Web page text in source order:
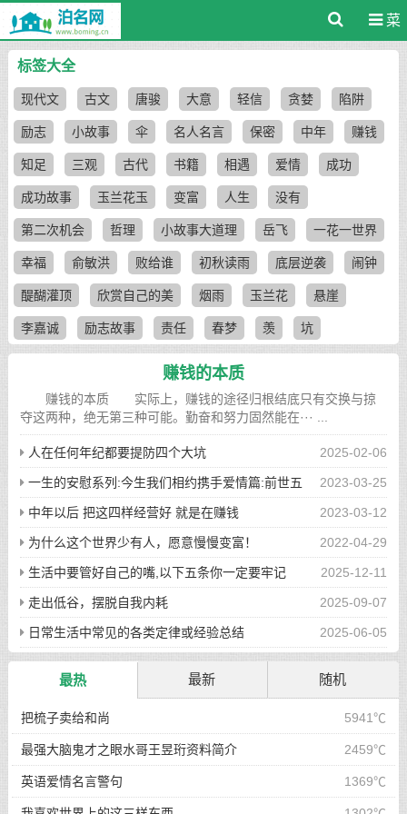
菜
标签大全
现代文 古文 唐骏 大意 轻信 贪婪 陷阱
励志 小故事 伞 名人名言 保密 中年 赚钱
知足 三观 古代 书籍 相遇 爱情 成功
成功故事 玉兰花玉 变富 人生 没有
第二次机会 哲理 小故事大道理 岳飞 一花一世界
幸福 俞敏洪 败给谁 初秋读雨 底层逆袭 闹钟
醍醐灌顶 欣赏自己的美 烟雨 玉兰花 悬崖
李嘉诚 励志故事 责任 春梦 羡 坑
赚钱的本质
赚钱的本质 实际上，赚钱的途径归根结底只有交换与掠
夺这两种，绝无第三种可能。勤奋和努力固然能在··· ...
2025-02-06
人在任何年纪都要提防四个大坑
2023-03-25
一生的安慰系列:今生我们相约携手爱情篇:前世五
百次的回眸才换来今生的相遇
2023-03-12
中年以后 把这四样经营好 就是在赚钱
2022-04-29
为什么这个世界少有人，愿意慢慢变富！
2025-12-11
生活中要管好自己的嘴,以下五条你一定要牢记
2025-09-07
走出低谷，摆脱自我内耗
2025-06-05
日常生活中常见的各类定律或经验总结
最热 最新 随机
5941℃
把梳子卖给和尚
2459℃
最强大脑鬼才之眼水哥王昱珩资料简介
1369℃
英语爱情名言警句